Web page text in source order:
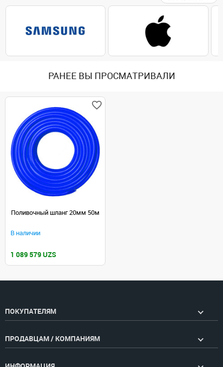
РАНЕЕ ВЫ ПРОСМАТРИВАЛИ
Поливочный шланг 20мм 50м
В наличии
1 089 579 UZS
ПОКУПАТЕЛЯМ
ПРОДАВЦАМ / КОМПАНИЯМ